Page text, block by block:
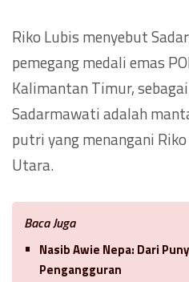
Riko Lubis menyebut
pemegang medali emas
Kalimantan Timur,
Sadarmawati adalah
putri yang menangani
Utara.
Baca Juga
Nasib Awie Nepa: Dari
Pengangguran